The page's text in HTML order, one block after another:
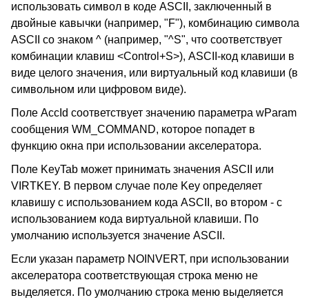
использовать символ в коде ASCII, заключенный в
двойные кавычки (например, "F"), комбинацию символа
ASCII со знаком ^ (например, "^S", что соответствует
комбинации клавиш <Control+S>), ASCII-код клавиши в
виде целого значения, или виртуальный код клавиши (в
символьном или цифровом виде).
Поле AccId соответствует значению параметра wParam
сообщения WM_COMMAND, которое попадет в
функцию окна при использовании акселератора.
Поле KeyTab может принимать значения ASCII или
VIRTKEY. В первом случае поле Key определяет
клавишу с использованием кода ASCII, во втором - с
использованием кода виртуальной клавиши. По
умолчанию используется значение ASCII.
Если указан параметр NOINVERT, при использовании
акселератора соответствующая строка меню не
выделяется. По умолчанию строка меню выделяется